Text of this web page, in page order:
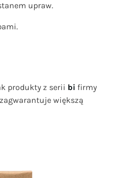
upraw.
produkty z serii bi firmy
większą